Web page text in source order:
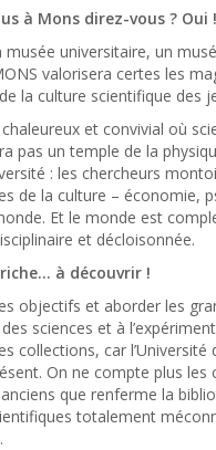
à Mons direz-vous ? Oui !
musée universitaire, un
valorisera certes les
la culture scientifique des
et convivial où
pas un temple de la
: les chercheurs
de la culture – économie,
Et le monde est
et décloisonnée.
à découvrir !
objectifs et aborder les
des sciences et à
collections, car
On ne compte plus
que renferme la
totalement